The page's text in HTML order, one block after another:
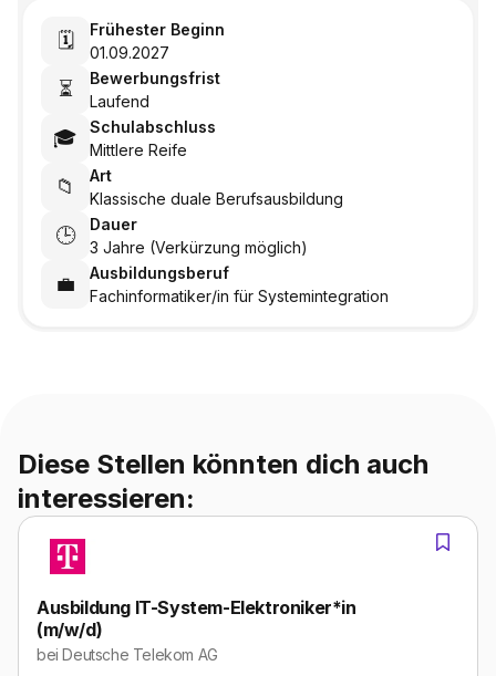
🗓️
Frühester Beginn
01.09.2027
⏳
Bewerbungsfrist
Laufend
🎓
Schulabschluss
Mittlere Reife
📁
Art
Klassische duale Berufsausbildung
🕒
Dauer
3 Jahre (Verkürzung möglich)
💼
Ausbildungsberuf
Fachinformatiker/in für Systemintegration
Diese Stellen könnten dich auch
interessieren:
Ausbildung IT-System-Elektroniker*in
(m/w/d)
beiDeutsche Telekom AG